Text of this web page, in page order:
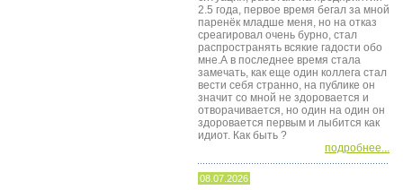
2.5 года, первое время бегал за мной
паренёк младше меня, но на отказ
среагировал очень бурно, стал
распространять всякие гадости обо
мне.А в последнее время стала
замечать, как еще один коллега стал
вести себя странно, на публике он
значит со мной не здоровается и
отворачивается, но один на один он
здоровается первым и лыбится как
идиот. Как быть ?
подробнее...
08.07.2026